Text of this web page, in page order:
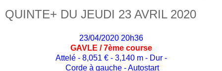
QUINTE+ DU JEUDI 23 AVRIL 2020
23/04/2020 20h36
GAVLE / 7èmecourse
Attelé - 8,051 € - 3,140 m - Dur -
Corde à gauche - Autostart